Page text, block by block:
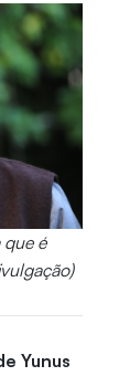
que é
Yunus